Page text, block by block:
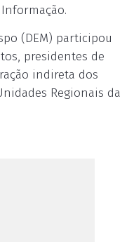
(DEM) participou
presidentes de
indireta dos
Regionais da